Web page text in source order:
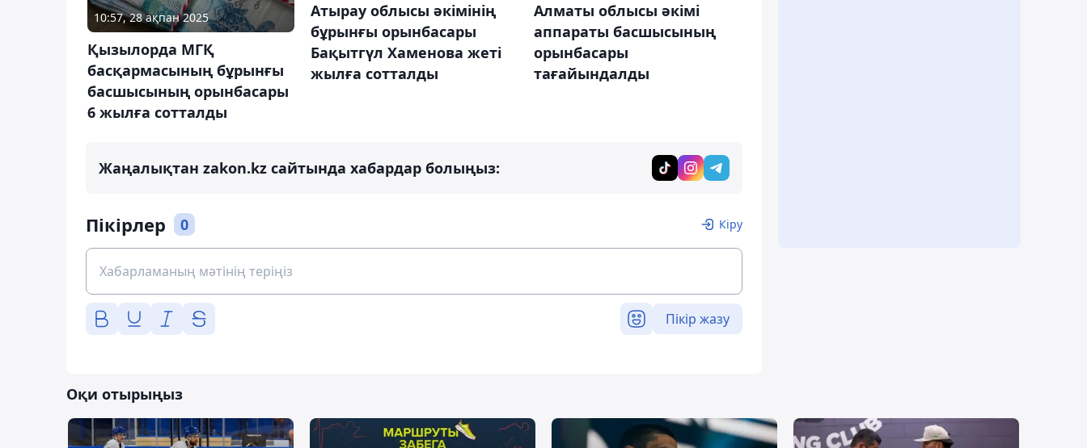
10:57, 28 ақпан 2025
Қызылорда МГҚ
басқармасының бұрынғы
басшысының орынбасары
6 жылға сотталды
Атырау облысы әкімінің
бұрынғы орынбасары
Бақытгүл Хаменова жеті
жылға сотталды
Алматы облысы әкімі
аппараты басшысының
орынбасары
тағайындалды
Жаңалықтан zakon.kz сайтында хабардар болыңыз:
Пікірлер 0 Кіру
Пікір жазу
Оқи отырыңыз